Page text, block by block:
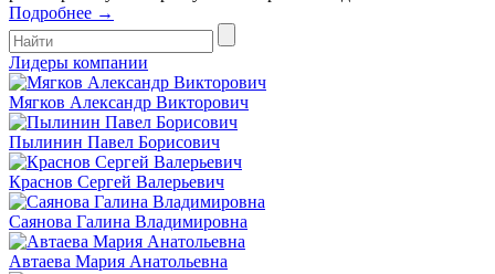
Подробнее →
Лидеры компании
Мягков Александр Викторович
Пылинин Павел Борисович
Краснов Сергей Валерьевич
Саянова Галина Владимировна
Автаева Мария Анатольевна